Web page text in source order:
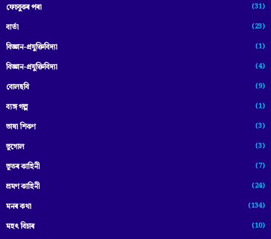
ফেচবুকৰ পৰা (31)
বাৰ্তা (23)
বিজ্ঞান-প্রযুক্তিবিদ্যা (1)
বিজ্ঞান-প্ৰযুক্তিবিদ্যা (4)
বোলছবি (9)
ব্যঙ্গ গল্প (1)
ভাষা শিকণ (3)
ভূগোল (3)
ভূতৰ কাহিনী (7)
ভ্ৰমণ কাহিনী (24)
মনৰ কথা (134)
মহৎ বিচাৰ (10)